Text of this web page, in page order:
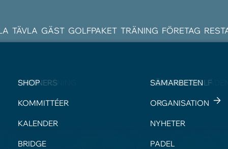
BOKA STARTTID BANGUIDE
LOKALA REGLER DIGITALT SCOREKORT
PAY&PLAY 9 HÅL
TÄVLA
TÄVLINGSKALENDER
GÄST
VISITOR GREENFEE
GOLFPAKET TRÄNING
BOKA TRÄNING TRÄNINGSOMRÅDEN
JUNIOR PARAGOLF
FÖRETAG
PARTNERS FÖRETAGSGOLF
SHOP SAMARBETEN
KOMMITTÉER ORGANISATION
KALENDER NYHETER
BRIDGE PADEL